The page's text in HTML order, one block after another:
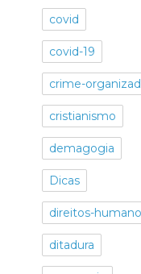
covid
covid-19
crime-
cristianismo
demagogia
Dicas
direitos-
ditadura